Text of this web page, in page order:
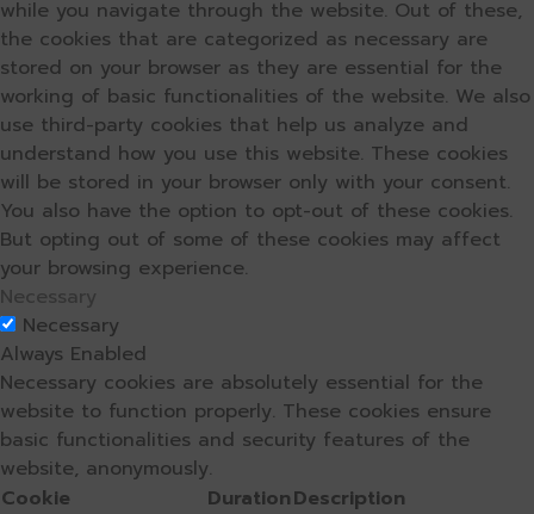
while you navigate through the website. Out of these,
the cookies that are categorized as necessary are
stored on your browser as they are essential for the
working of basic functionalities of the website. We also
use third-party cookies that help us analyze and
understand how you use this website. These cookies
will be stored in your browser only with your consent.
You also have the option to opt-out of these cookies.
But opting out of some of these cookies may affect
your browsing experience.
Necessary
Necessary
Always Enabled
Necessary cookies are absolutely essential for the
website to function properly. These cookies ensure
basic functionalities and security features of the
website, anonymously.
Cookie
DurationDescription